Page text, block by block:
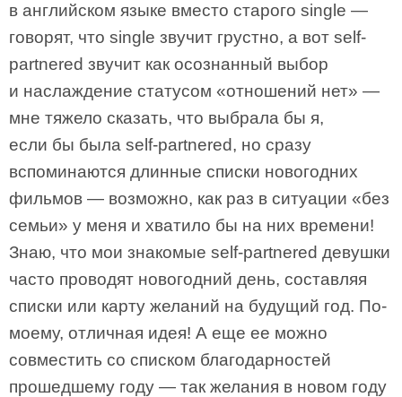
в английском языке вместо старого single —
говорят, что single звучит грустно, а вот self-
partnered звучит как осознанный выбор
и наслаждение статусом «отношений нет» —
мне тяжело сказать, что выбрала бы я,
если бы была self-partnered, но сразу
вспоминаются длинные списки новогодних
фильмов — возможно, как раз в ситуации «без
семьи» у меня и хватило бы на них времени!
Знаю, что мои знакомые self-partnered девушки
часто проводят новогодний день, составляя
списки или карту желаний на будущий год. По-
моему, отличная идея! А еще ее можно
совместить со списком благодарностей
прошедшему году — так желания в новом году